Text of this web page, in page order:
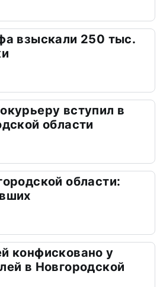
взыскали 250 тыс.
вступил в
области
области:
конфисковано у
в Новгородской